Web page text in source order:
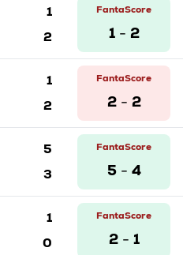
1
2
FantaScore
1 - 2
1
2
FantaScore
2 - 2
5
3
FantaScore
5 - 4
1
0
FantaScore
2 - 1